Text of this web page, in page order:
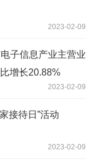
2023-02-09
子信息产业主营业
增长20.88%
2023-02-09
接待日”活动
2023-02-09